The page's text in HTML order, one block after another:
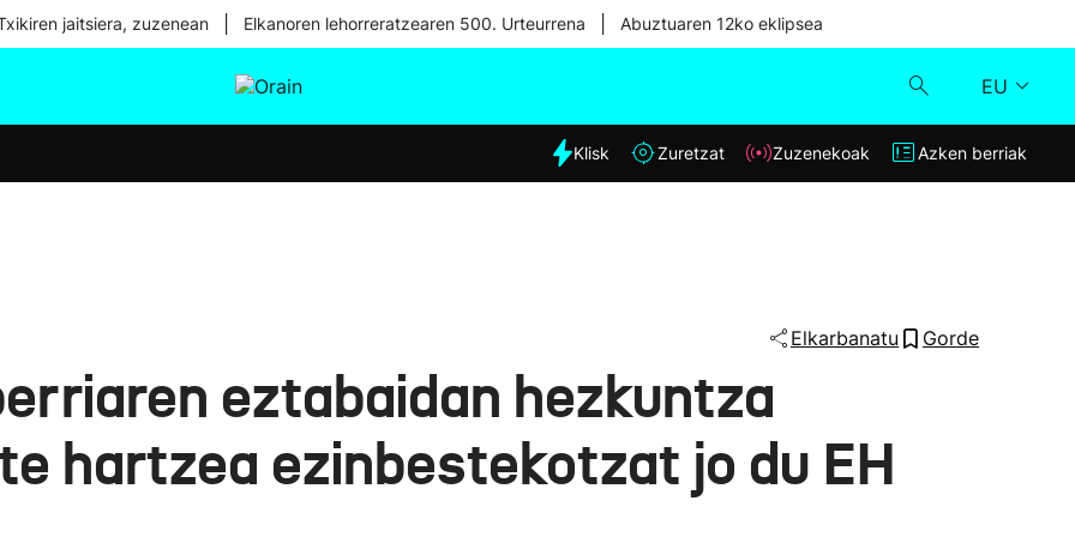
jaitsiera, zuzenean Elkanoren lehorreratzearen 500. Urteurrena Abuztuaren 12ko eklipsea
EU
Eguraldia
Klisk
Klisk Zuretzat Zuzenekoak Azken berriak
Elkarbanatu Gorde
eztabaidan hezkuntza
hartzea ezinbestekotzat jo du EH